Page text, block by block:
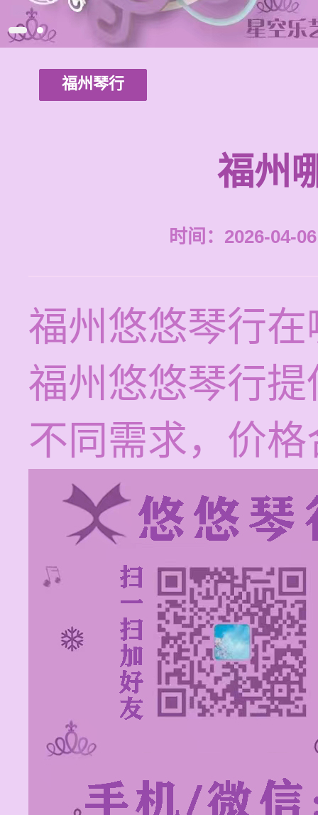
福州琴行
福州
时间：2026-04-
福州悠悠琴行
福州悠悠琴行
不同需求，价